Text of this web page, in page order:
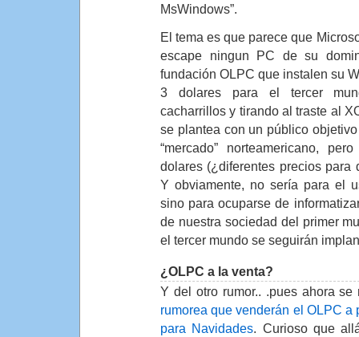
MsWindows”.
El tema es que parece que
escape ningun PC de su
fundación OLPC que instalen su
3 dolares para el tercer
cacharrillos y tirando al traste al
se plantea con un público
“mercado” norteamericano,
dolares (¿diferentes precios para
Y obviamente, no sería para el
sino para ocuparse de
de nuestra sociedad del primer
el tercer mundo se seguirán
¿OLPC a la venta?
Y del otro rumor.. .pues ahora
rumorea que venderán el OLPC a
para Navidades. Curioso que